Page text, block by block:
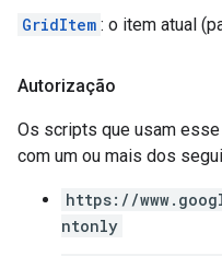
GridItem : o item atual
Autorização
Os scripts que usam
com um ou mais dos
https://
ntonly